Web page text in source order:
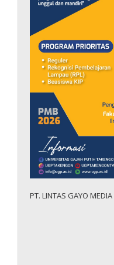
PT. LINTAS GAYO MEDIA